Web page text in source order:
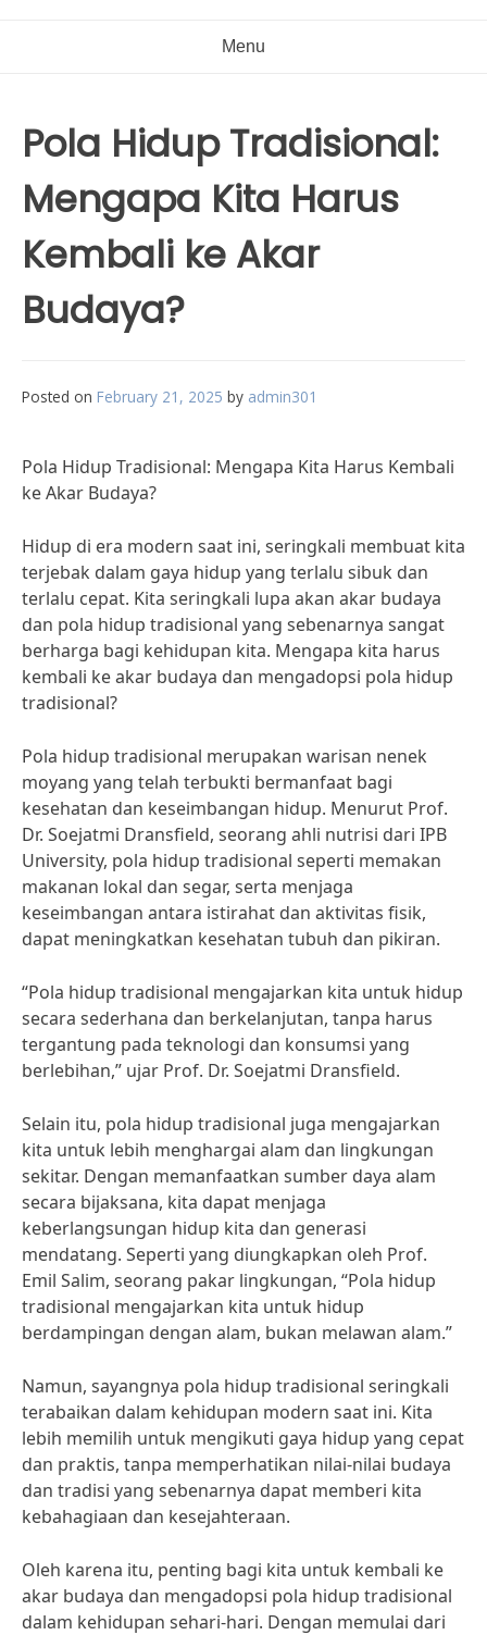
Menu
Pola Hidup Tradisional:
Mengapa Kita Harus
Kembali ke Akar
Budaya?
Posted on February 21, 2025 by admin301
Pola Hidup Tradisional: Mengapa Kita Harus Kembali
ke Akar Budaya?
Hidup di era modern saat ini, seringkali membuat kita
terjebak dalam gaya hidup yang terlalu sibuk dan
terlalu cepat. Kita seringkali lupa akan akar budaya
dan pola hidup tradisional yang sebenarnya sangat
berharga bagi kehidupan kita. Mengapa kita harus
kembali ke akar budaya dan mengadopsi pola hidup
tradisional?
Pola hidup tradisional merupakan warisan nenek
moyang yang telah terbukti bermanfaat bagi
kesehatan dan keseimbangan hidup. Menurut Prof.
Dr. Soejatmi Dransfield, seorang ahli nutrisi dari IPB
University, pola hidup tradisional seperti memakan
makanan lokal dan segar, serta menjaga
keseimbangan antara istirahat dan aktivitas fisik,
dapat meningkatkan kesehatan tubuh dan pikiran.
“Pola hidup tradisional mengajarkan kita untuk hidup
secara sederhana dan berkelanjutan, tanpa harus
tergantung pada teknologi dan konsumsi yang
berlebihan,” ujar Prof. Dr. Soejatmi Dransfield.
Selain itu, pola hidup tradisional juga mengajarkan
kita untuk lebih menghargai alam dan lingkungan
sekitar. Dengan memanfaatkan sumber daya alam
secara bijaksana, kita dapat menjaga
keberlangsungan hidup kita dan generasi
mendatang. Seperti yang diungkapkan oleh Prof.
Emil Salim, seorang pakar lingkungan, “Pola hidup
tradisional mengajarkan kita untuk hidup
berdampingan dengan alam, bukan melawan alam.”
Namun, sayangnya pola hidup tradisional seringkali
terabaikan dalam kehidupan modern saat ini. Kita
lebih memilih untuk mengikuti gaya hidup yang cepat
dan praktis, tanpa memperhatikan nilai-nilai budaya
dan tradisi yang sebenarnya dapat memberi kita
kebahagiaan dan kesejahteraan.
Oleh karena itu, penting bagi kita untuk kembali ke
akar budaya dan mengadopsi pola hidup tradisional
dalam kehidupan sehari-hari. Dengan memulai dari